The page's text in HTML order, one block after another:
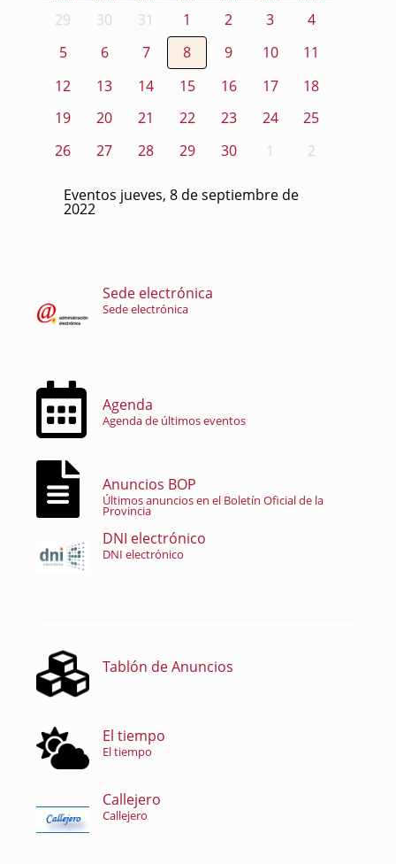
29 30 31 1 2 3
4
5
6 7 8 9 10
11
12
13 14 15 16 17
18
19
20 21 22 23 24
25
26
27 28 29 30 1 2
Eventos jueves, 8 de septiembre de
2022
Sede electrónica
Sede electrónica
Agenda
Agenda de últimos eventos
Anuncios BOP
Últimos anuncios en el Boletín Oficial de la
Provincia
DNI electrónico
DNI electrónico
Tablón de Anuncios
El tiempo
El tiempo
Callejero
Callejero